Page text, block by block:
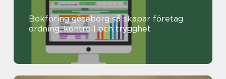
Bokföring göteborg så skapar företag
ordning, kontroll och trygghet